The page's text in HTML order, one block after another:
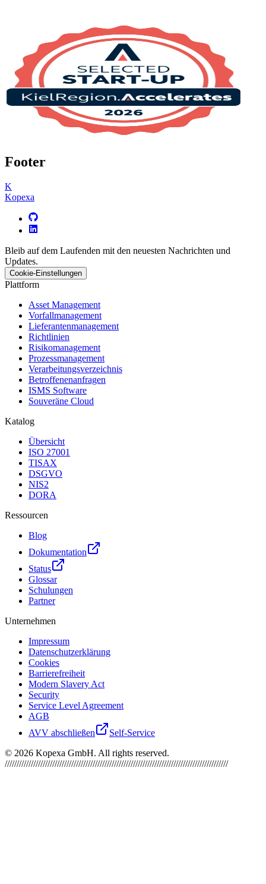
Footer
K
Kopexa
Bleib auf dem Laufenden mit den neuesten Nachrichten und
Updates.
Cookie-Einstellungen
Plattform
Asset Management
Vorfallmanagement
Lieferantenmanagement
Richtlinien
Risikomanagement
Prozessmanagement
Verarbeitungsverzeichnis
Betroffenenanfragen
ISMS Software
Souveräne Cloud
Katalog
Übersicht
ISO 27001
TISAX
DSGVO
NIS2
DORA
Ressourcen
Blog
Dokumentation
Status
Glossar
Schulungen
Partner
Unternehmen
Impressum
Datenschutzerklärung
Cookies
Barrierefreiheit
Modern Slavery Act
Security
Service Level Agreement
AGB
AVV abschließen
Self-Service
© 2026 Kopexa GmbH. All rights reserved.
//////////////////////////////////////////////////////////////////////////////////////////////